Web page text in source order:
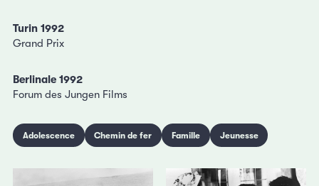
Turin 1992
Grand Prix
Berlinale 1992
Forum des Jungen Films
Adolescence Chemin de fer Famille Jeunesse